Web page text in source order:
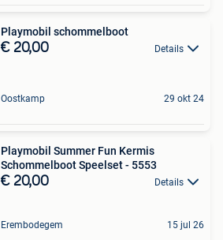
Playmobil schommelboot
€ 20,00 Details
Oostkamp 29 okt 24
Playmobil Summer Fun Kermis
Schommelboot Speelset - 5553
€ 20,00 Details
Erembodegem 15 jul 26